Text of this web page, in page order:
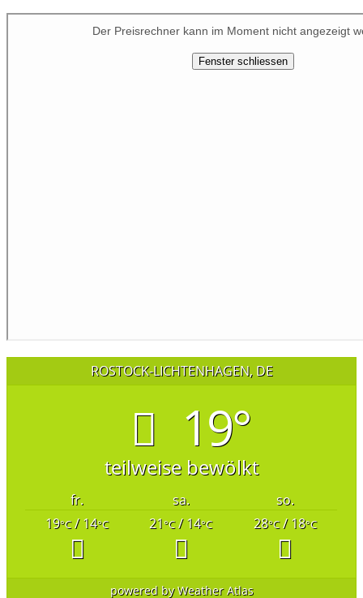
ROSTOCK-LICHTENHAGEN, DE
19°
teilweise bewölkt
fr. sa.
so.
19°C/ 14°C 21°C/ 14°C 28°C/ 18°C
powered byWeather Atlas